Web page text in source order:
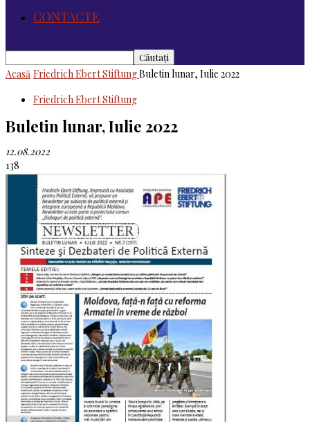
CONTACTE
Acasă Friedrich Ebert StiftungBuletin lunar, Iulie 2022
Friedrich Ebert Stiftung
Buletin lunar, Iulie 2022
12.08.2022
138